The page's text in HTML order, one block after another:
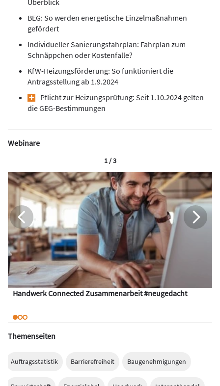
Überblick
BEG: So werden energetische Einzelmaßnahmen
gefördert
Individueller Sanierungsfahrplan: Fahrplan zum
Schnäppchen oder Kostenfalle?
KfW-Heizungsförderung: So funktioniert die
Antragsstellung ab 1.9.2024
Pflicht zur Heizungsprüfung: Seit 1.10.2024 gelten
die GEG-Bestimmungen
Webinare
Handwerk Connected Zusammenarbeit #neugedacht
1 / 3
Themenseiten
Auftragsstatistik Barrierefreiheit Baugenehmigungen